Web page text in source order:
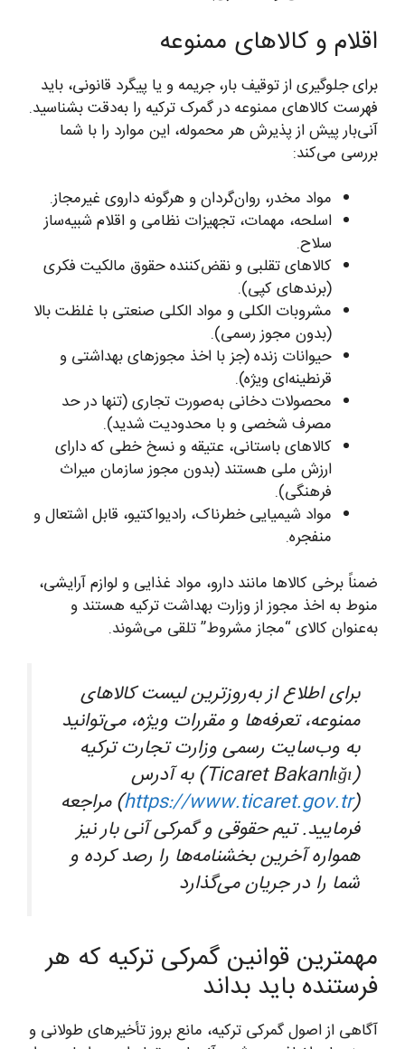
اقلام و کالاهای ممنوعه
برای جلوگیری از توقیف بار، جریمه و یا پیگرد قانونی، باید
فهرست کالاهای ممنوعه در گمرک ترکیه را به‌دقت بشناسید.
آنی‌بار پیش از پذیرش هر محموله، این موارد را با شما
بررسی می‌کند:
مواد مخدر، روان‌گردان و هرگونه داروی غیرمجاز.
اسلحه، مهمات، تجهیزات نظامی و اقلام شبیه‌ساز
سلاح.
کالاهای تقلبی و نقض‌کننده حقوق مالکیت فکری
(برندهای کپی).
مشروبات الکلی و مواد الکلی صنعتی با غلظت بالا
(بدون مجوز رسمی).
حیوانات زنده (جز با اخذ مجوزهای بهداشتی و
قرنطینه‌ای ویژه).
محصولات دخانی به‌صورت تجاری (تنها در حد
مصرف شخصی و با محدودیت شدید).
کالاهای باستانی، عتیقه و نسخ خطی که دارای
ارزش ملی هستند (بدون مجوز سازمان میراث
فرهنگی).
مواد شیمیایی خطرناک، رادیواکتیو، قابل اشتعال و
منفجره.
ضمناً برخی کالاها مانند دارو، مواد غذایی و لوازم آرایشی،
منوط به اخذ مجوز از وزارت بهداشت ترکیه هستند و
به‌عنوان کالای “مجاز مشروط” تلقی می‌شوند.
برای اطلاع از به‌روزترین لیست کالاهای
ممنوعه، تعرفه‌ها و مقررات ویژه، می‌توانید
به وب‌سایت رسمی وزارت تجارت ترکیه
(Ticaret Bakanlığı) به آدرس
(
https://www.ticaret.gov.tr) مراجعه
فرمایید. تیم حقوقی و گمرکی آنی بار نیز
همواره آخرین بخشنامه‌ها را رصد کرده و
شما را در جریان می‌گذارد
مهمترین قوانین گمرکی ترکیه که هر
فرستنده باید بداند
آگاهی از اصول گمرکی ترکیه، مانع بروز تأخیرهای طولانی و